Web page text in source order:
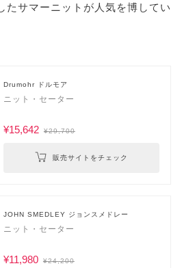
たサマーニットが人気を博してい
Drumohr ドルモア
ニット・セーター
¥15,642 ¥29,700
販売サイトをチェック
JOHN SMEDLEY ジョンスメドレー
ニット・セーター
¥11,980 ¥24,200